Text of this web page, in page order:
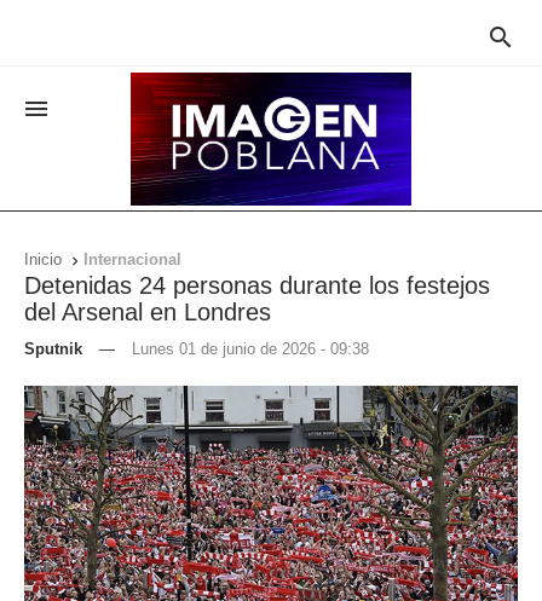


Inicio  Internacional
Detenidas 24 personas durante los festejos
del Arsenal en Londres
Sputnik — Lunes 01 de junio de 2026 - 09:38